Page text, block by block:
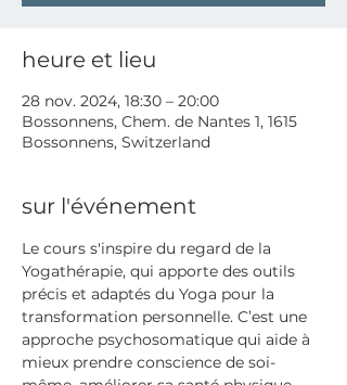
heure et lieu
28 nov. 2024, 18:30 – 20:00
Bossonnens, Chem. de Nantes 1, 1615
Bossonnens, Switzerland
sur l'événement
Le cours s'inspire du regard de la
Yogathérapie, qui apporte des outils
précis et adaptés du Yoga pour la
transformation personnelle. C’est une
approche psychosomatique qui aide à
mieux prendre conscience de soi-